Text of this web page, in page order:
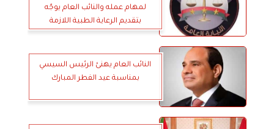
لمهام عمله والنائب العام يوجّه
بتقديم الرعاية الطبية اللازمة
النائب العام يهنئ الرئيس السيسي
بمناسبة عيد الفطر المبارك